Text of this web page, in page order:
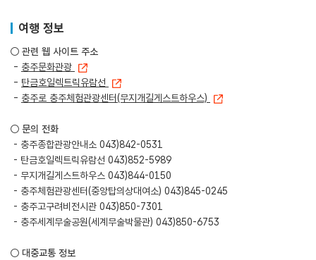
여행 정보
○ 관련 웹 사이트 주소
- 충주문화관광
- 탄금호일렉트릭유람선
- 충주로 충주체험관광센터(무지개길게스트하우스)
○ 문의 전화
- 충주종합관광안내소 043)842-0531
- 탄금호일렉트릭유람선 043)852-5989
- 무지개길게스트하우스 043)844-0150
- 충주체험관광센터(중앙탑의상대여소) 043)845-0245
- 충주고구려비전시관 043)850-7301
- 충주세계무술공원(세계무술박물관) 043)850-6753
○ 대중교통 정보